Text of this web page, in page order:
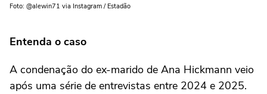
Foto: @alewin71 via Instagram / Estadão
Entenda o caso
A condenação do ex-marido de Ana Hickmann veio
após uma série de entrevistas entre 2024 e 2025.